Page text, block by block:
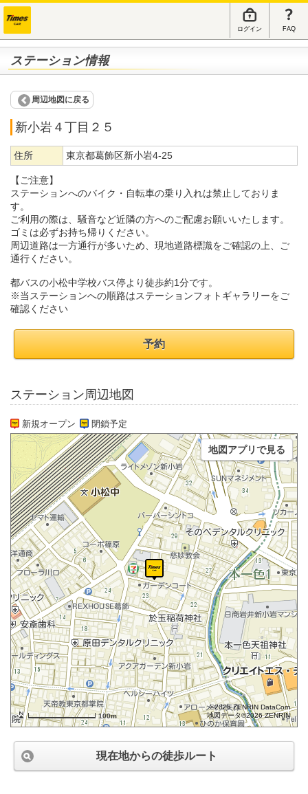
ログイン FAQ
ステーション情報
周辺地図に戻る
新小岩４丁目２５
住所 東京都葛飾区新小岩4-25
【ご注意】
ステーションへのバイク・自転車の乗り入れは禁止しておりま
す。
ご利用の際は、騒音など近隣の方へのご配慮お願いいたします。
ゴミは必ずお持ち帰りください。
周辺道路は一方通行が多いため、現地道路標識をご確認の上、ご
通行ください。
都バスの小松中学校バス停より徒歩約1分です。
※当ステーションへの順路はステーションフォトギャラリーをご
確認ください
予約
ステーション周辺地図
新規オープン 閉鎖予定
100m
©2026 ZENRIN DataCom
地図データ©2026 ZENRIN
地図アプリで見る
現在地からの徒歩ルート